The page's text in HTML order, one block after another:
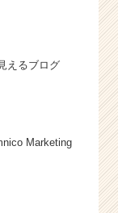
えるブログ
Marketing